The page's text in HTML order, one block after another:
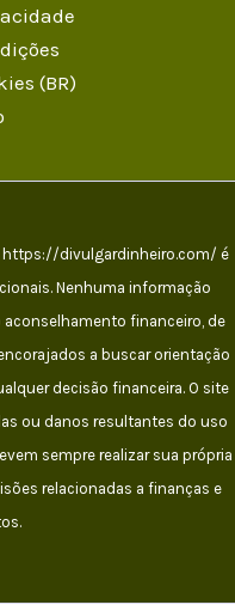
(BR)
divulgardinheiro.com/ é
Nenhuma informação
financeiro, de
a buscar orientação
decisão financeira. O site
ou danos resultantes do uso
sempre realizar sua própria
relacionadas a finanças e